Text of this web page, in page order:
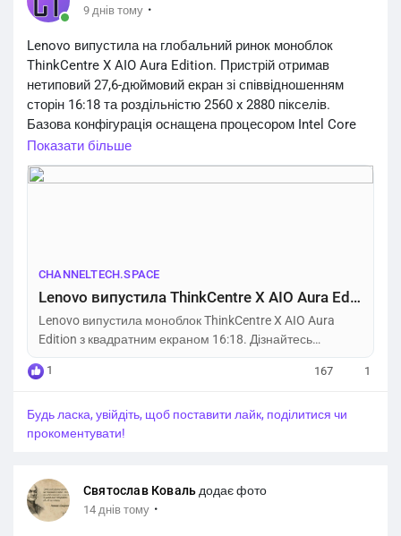
9 днів тому ·
Lenovo випустила на глобальний ринок моноблок
ThinkCentre X AIO Aura Edition. Пристрій отримав
нетиповий 27,6-дюймовий екран зі співвідношенням
сторін 16:18 та роздільністю 2560 x 2880 пікселів.
Базова конфігурація оснащена процесором Intel Core
Ultra 5 325, 16 ГБ пам’яті та SSD на 512 ГБ. Потужніша
версія отримала процесор Intel Core Ultra 7 368H з
графікою Intel Arc B390. Вартість стартує від $2300, або
Показати більше
CHANNELTECH.SPACE
Lenovo випустила ThinkCentre X AIO Aura Edition: моноблок з квадратним екраном – Channel Tech
Lenovo випустила моноблок ThinkCentre X AIO Aura
Edition з квадратним екраном 16:18. Дізнайтесь
характеристики та ціну новинки.
1 167 1
Будь ласка, увійдіть, щоб поставити лайк, поділитися чи
прокоментувати!
Святослав Коваль додає фото
14 днів тому ·